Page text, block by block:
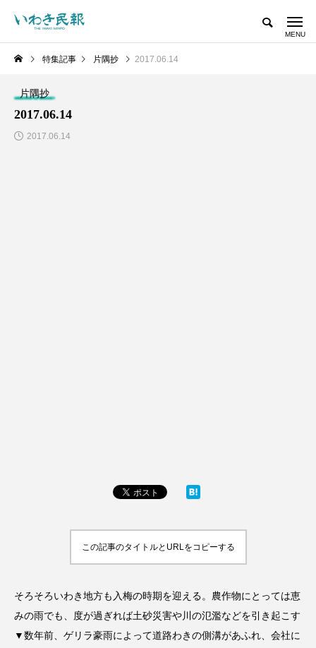
特集記事 片隅抄 2017.06.14
片隅抄
2017.06.14
2017.06.14
この記事のタイトルとURLをコピーする
そろそろいわき地方も入梅の時期を迎える。農作物にとっては恵
みの雨でも、度が過ぎれば土砂災害や川の氾濫などを引き起こす
▼数年前、ゲリラ豪雨によって道路わきの側溝があふれ、会社に